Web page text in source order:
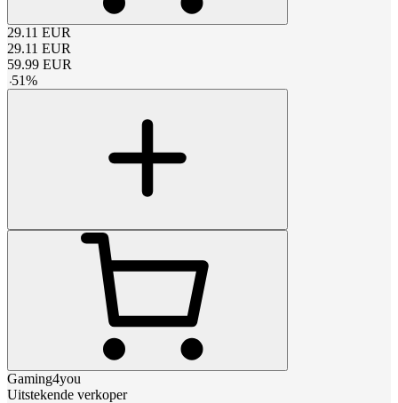
29.11 EUR
29.11 EUR
59.99 EUR
-51%
Gaming4you
Uitstekende verkoper